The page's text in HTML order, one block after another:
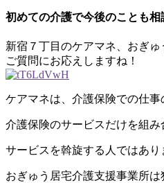
初めての介護で今後のことも相
新宿７丁目のケアマネ、おぎゅ
ご質問にお応えしますね！
ケアマネは、介護保険での仕事
介護保険のサービスだけを組み
サービスを斡旋する人ではあり
おぎゅう居宅介護支援事業所